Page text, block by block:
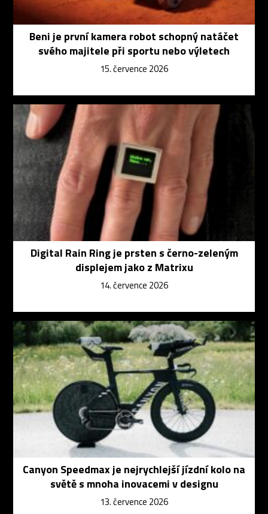
Beni je první kamera robot schopný natáčet
svého majitele při sportu nebo výletech
15. července 2026
Digital Rain Ring je prsten s černo-zeleným
displejem jako z Matrixu
14. července 2026
Canyon Speedmax je nejrychlejší jízdní kolo na
světě s mnoha inovacemi v designu
13. července 2026